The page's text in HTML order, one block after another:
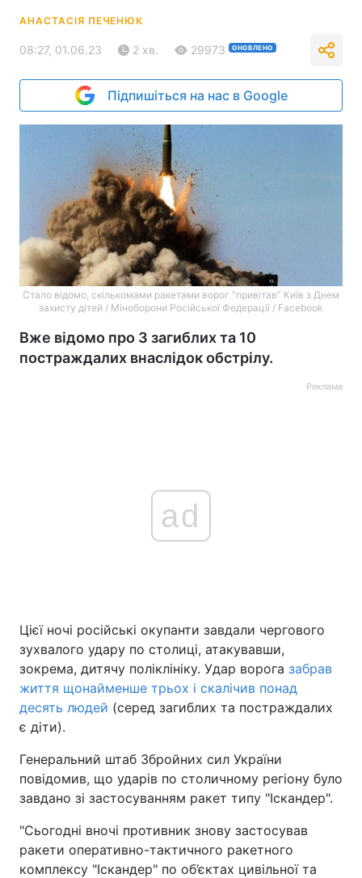
АНАСТАСІЯ ПЕЧЕНЮК
08:27, 01.06.23 2 хв. 29973 ОНОВЛЕНО
Підпишіться на нас в Google
Стало відомо, скількомами ракетами ворог “привітав” Київ з Днем
захисту дітей / Міноборони Російської Федерації / Facebook
Вже відомо про 3 загиблих та 10
постраждалих внаслідок обстрілу.
Реклама
ad
Цієї ночі російські окупанти завдали чергового
зухвалого удару по столиці, атакувавши,
зокрема, дитячу поліклініку. Удар ворога забрав
життя щонайменше трьох і скалічив понад
десять людей (серед загиблих та постраждалих
є діти).
Генеральний штаб Збройних сил України
повідомив, що ударів по столичному регіону було
завдано зі застосуванням ракет типу "Іскандер".
"Сьогодні вночі противник знову застосував
ракети оперативно-тактичного ракетного
комплексу "Іскандер" по об’єктах цивільної та